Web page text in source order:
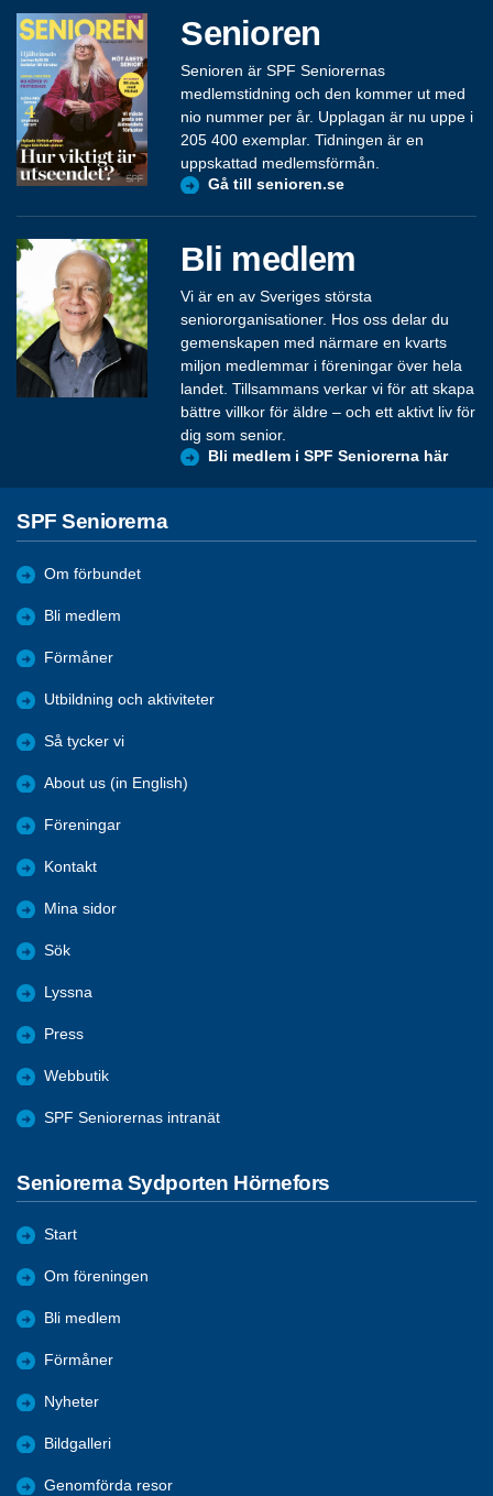
Senioren
Senioren är SPF Seniorernas
medlemstidning och den kommer ut med
nio nummer per år. Upplagan är nu uppe i
205 400 exemplar. Tidningen är en
uppskattad medlemsförmån.
Gå till senioren.se
Bli medlem
Vi är en av Sveriges största
seniororganisationer. Hos oss delar du
gemenskapen med närmare en kvarts
miljon medlemmar i föreningar över hela
landet. Tillsammans verkar vi för att skapa
bättre villkor för äldre – och ett aktivt liv för
dig som senior.
Bli medlem i SPF Seniorerna här
SPF Seniorerna
Om förbundet
Bli medlem
Förmåner
Utbildning och aktiviteter
Så tycker vi
About us (in English)
Föreningar
Kontakt
Mina sidor
Sök
Lyssna
Press
Webbutik
SPF Seniorernas intranät
Seniorerna Sydporten Hörnefors
Start
Om föreningen
Bli medlem
Förmåner
Nyheter
Bildgalleri
Genomförda resor